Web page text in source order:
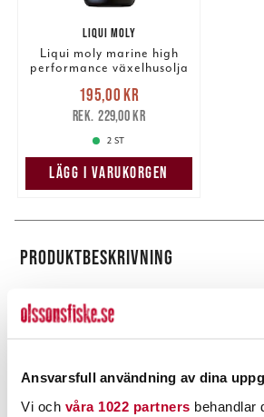
Ansvarsfull användning av dina
Vi och våra 1022 partners behandlar
LIQUI MOLY
Liqui moly marine high
performance växelhusolja
Nuvarande pris
195,00 krTidigare pris
229,00 kr
195,00 kr
229,00 kr
2 ST
LÄGG I VARUKORGEN
PRODUKTBESKRIVNING
POPULÄRT JUST NU